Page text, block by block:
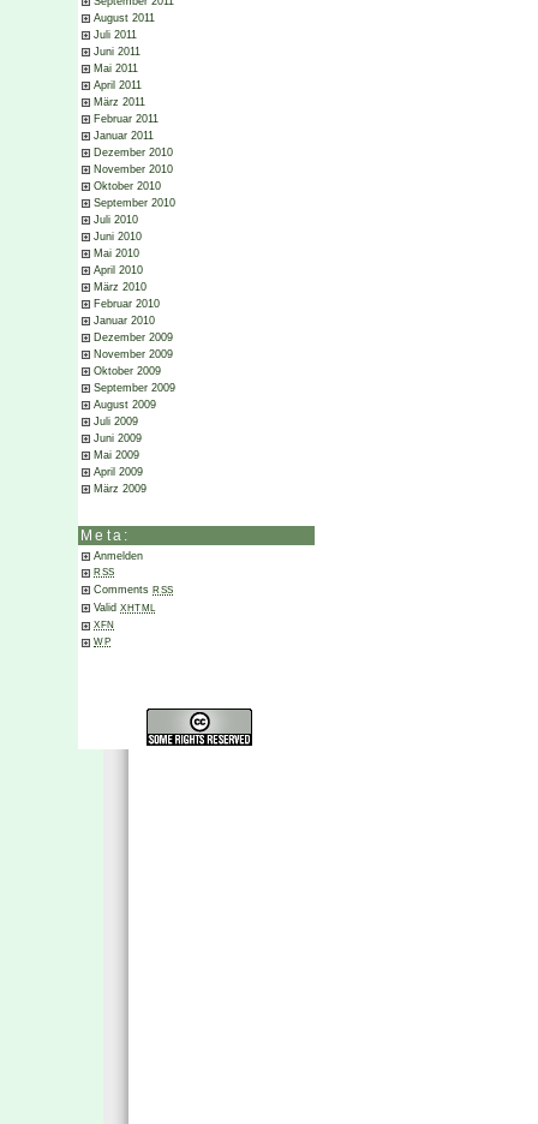
August 2011
Juli 2011
Juni 2011
Mai 2011
April 2011
März 2011
Februar 2011
Januar 2011
Dezember 2010
November 2010
Oktober 2010
September 2010
Juli 2010
Juni 2010
Mai 2010
April 2010
März 2010
Februar 2010
Januar 2010
Dezember 2009
November 2009
Oktober 2009
September 2009
August 2009
Juli 2009
Juni 2009
Mai 2009
April 2009
März 2009
Meta:
Anmelden
RSS
Comments RSS
Valid XHTML
XFN
WP